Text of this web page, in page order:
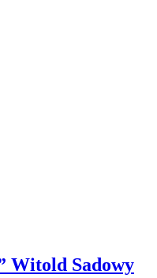
Witold Sadowy